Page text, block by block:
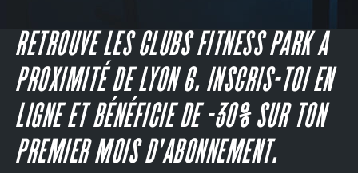
CTA
JE M'INSCRIS
RETROUVE LES CLUBS FITNESS PARK À
PROXIMITÉ DE LYON 6. INSCRIS-TOI EN
LIGNE ET BÉNÉFICIE DE -30% SUR TON
PREMIER MOIS D'ABONNEMENT.